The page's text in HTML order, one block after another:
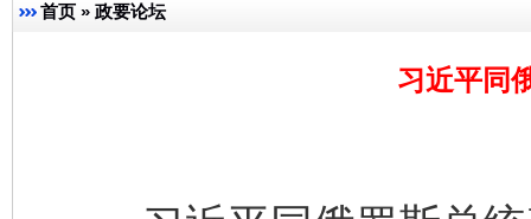
首页 » 政要论坛
习近平同